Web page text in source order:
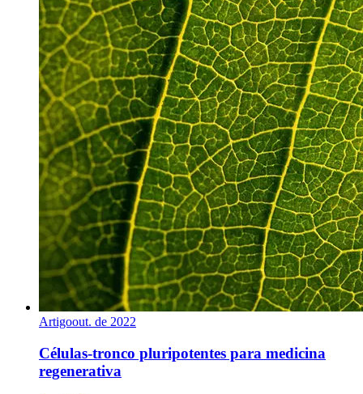
Artigoout. de 2022
Células-tronco pluripotentes para medicina
regenerativa